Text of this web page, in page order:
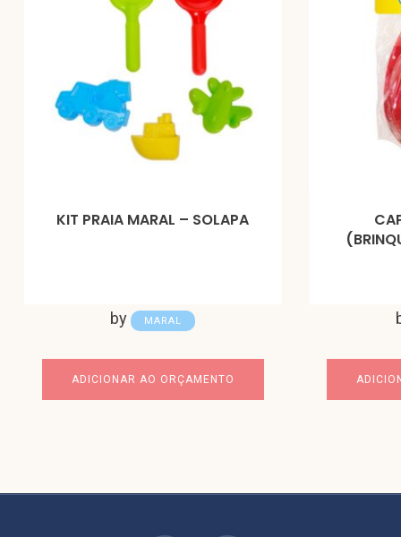
KIT PRAIA MARAL – SOLAPA
by MARAL
ADICIONAR AO ORÇAMENTO